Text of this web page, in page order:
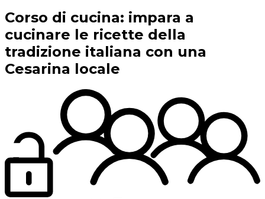
Corso di cucina: impara a
cucinare le ricette della
tradizione italiana con una
Cesarina locale